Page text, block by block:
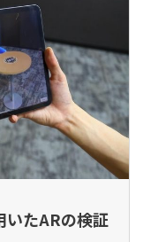
たARの検証